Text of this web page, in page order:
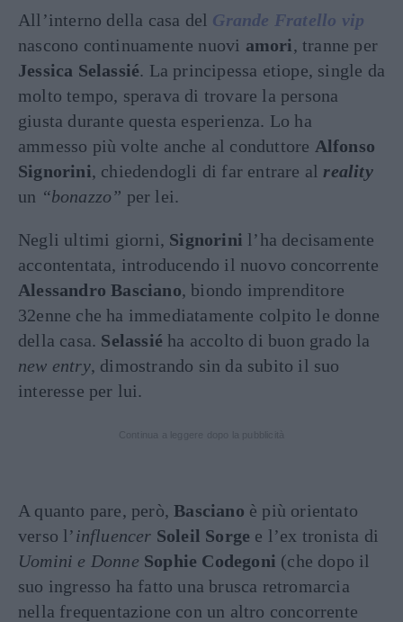
All’interno della casa del Grande Fratello vip
nascono continuamente nuovi amori, tranne per
Jessica Selassié. La principessa etiope, single da
molto tempo, sperava di trovare la persona
giusta durante questa esperienza. Lo ha
ammesso più volte anche al conduttore Alfonso
Signorini, chiedendogli di far entrare al reality
un “bonazzo” per lei.
Negli ultimi giorni, Signorini l’ha decisamente
accontentata, introducendo il nuovo concorrente
Alessandro Basciano, biondo imprenditore
32enne che ha immediatamente colpito le donne
della casa. Selassié ha accolto di buon grado la
new entry, dimostrando sin da subito il suo
interesse per lui.
A quanto pare, però,Basciano è più orientato
verso l’influencer Soleil Sorge e l’ex tronista di
Uomini e Donne Sophie Codegoni (che dopo il
suo ingresso ha fatto una brusca retromarcia
nella frequentazione con un altro concorrente